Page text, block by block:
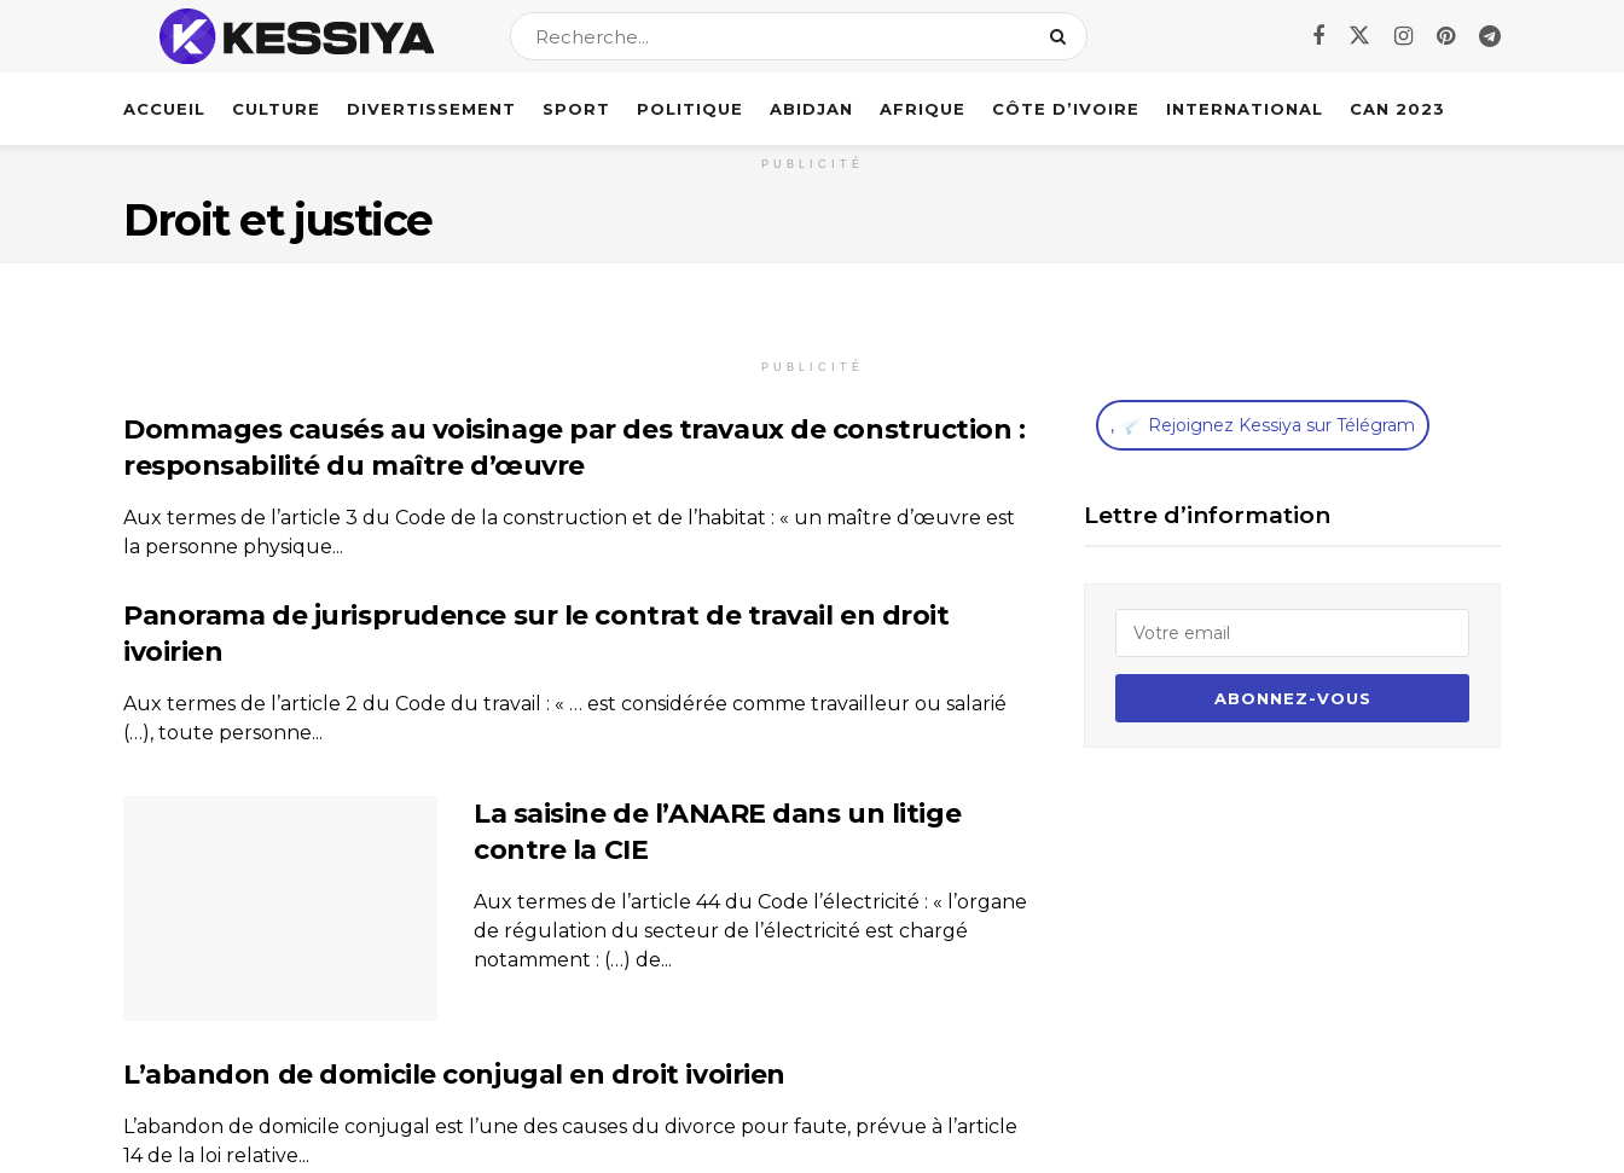
ACCUEIL CULTURE DIVERTISSEMENT SPORT POLITIQUE ABIDJAN AFRIQUE CÔTE D’IVOIRE INTERNATIONAL CAN 2023
PUBLICITÉ
Droit et justice
PUBLICITÉ
Dommages causés au voisinage par des travaux de construction :
responsabilité du maître d’œuvre
Aux termes de l’article 3 du Code de la construction et de l’habitat : « un maître d’œuvre est
la personne physique...
Panorama de jurisprudence sur le contrat de travail en droit
ivoirien
Aux termes de l’article 2 du Code du travail : « … est considérée comme travailleur ou salarié
(…), toute personne...
La saisine de l’ANARE dans un litige
contre la CIE
Aux termes de l’article 44 du Code l’électricité : « l’organe
de régulation du secteur de l’électricité est chargé
notamment : (…) de...
L’abandon de domicile conjugal en droit ivoirien
L’abandon de domicile conjugal est l’une des causes du divorce pour faute, prévue à l’article
14 de la loi relative...
, Rejoignez Kessiya sur Télégram
Lettre d’information